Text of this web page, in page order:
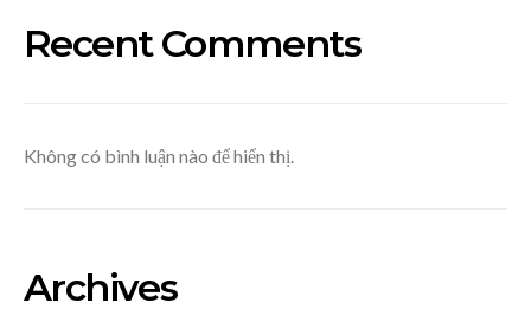
Recent Comments
Không có bình luận nào để hiển thị.
Archives